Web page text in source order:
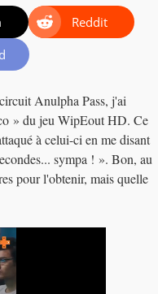
Reddit
Anulpha Pass, j'ai
» du jeu WipEout HD. Ce
à celui-ci en me disant
sympa ! ». Bon, au
pour l'obtenir, mais quelle